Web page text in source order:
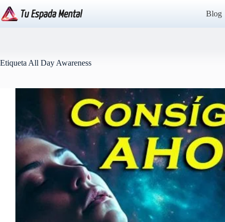
al
contenido
Blog
Etiqueta All Day Awareness